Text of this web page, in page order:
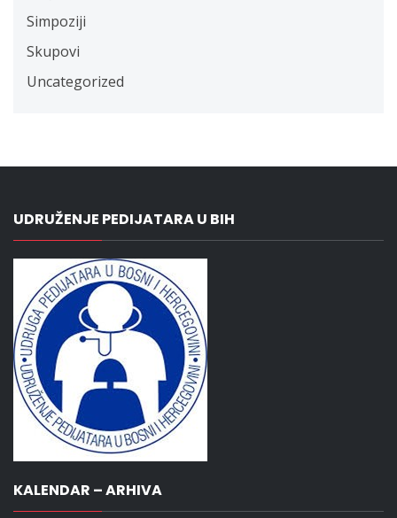
Simpoziji
Skupovi
Uncategorized
UDRUŽENJE PEDIJATARA U BIH
KALENDAR – ARHIVA